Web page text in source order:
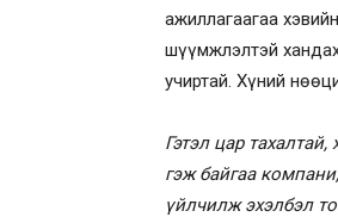
ажиллагаагаа
шүүмжлэлтэй
учиртай. Хүний
Гэтэл цар
гэж байгаа
үйлчилж эхэлбэл